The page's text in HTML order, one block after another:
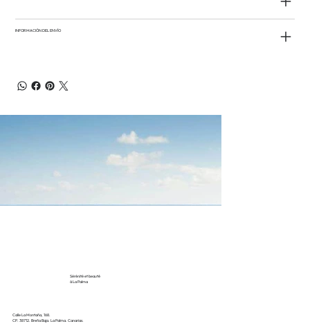
INFORMACIÓN DEL ENVÍO
Sérénité et beauté
à La Palma
Calle La Montaña, 168.
CP. 38712. Breña Baja. La Palma. Canarias.